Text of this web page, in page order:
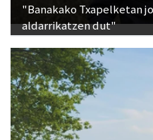
"Banakako Txapelketan
aldarrikatzen dut"